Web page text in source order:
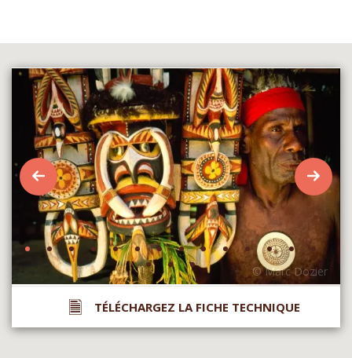
TÉLÉCHARGEZ LA FICHE TECHNIQUE